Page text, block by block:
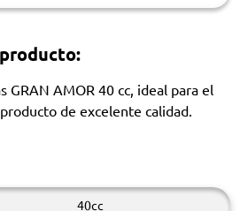
GRAN AMOR 40 cc, ideal para el
de excelente calidad.
40cc